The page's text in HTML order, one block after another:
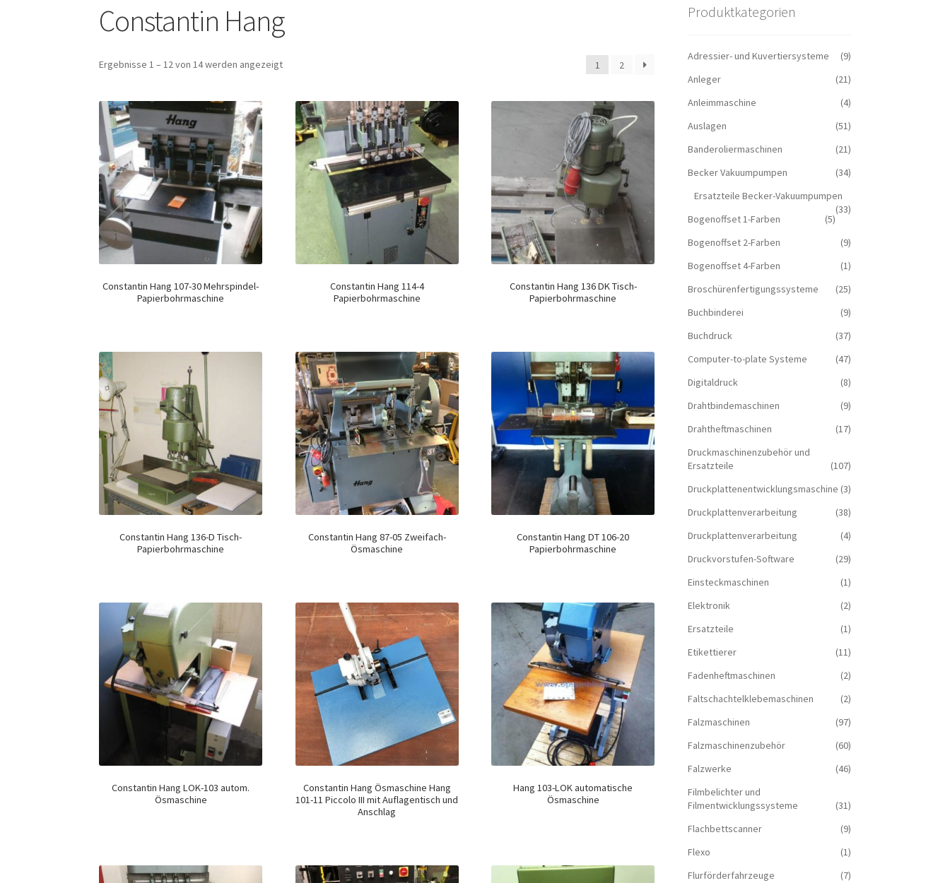
Constantin Hang
Ergebnisse 1 – 12 von 14 werden angezeigt 1 2
Constantin Hang 107-30 Mehrspindel-
Papierbohrmaschine
Constantin Hang 114-4
Papierbohrmaschine
Constantin Hang 136 DK Tisch-
Papierbohrmaschine
Constantin Hang 136-D Tisch-
Papierbohrmaschine
Constantin Hang 87-05 Zweifach-
Ösmaschine
Constantin Hang DT 106-20
Papierbohrmaschine
Constantin Hang LOK-103 autom.
Ösmaschine
Constantin Hang Ösmaschine Hang
101-11 Piccolo III mit Auflagentisch und
Anschlag
Hang 103-LOK automatische
Ösmaschine
Produktkategorien
Adressier- und Kuvertiersysteme
(9)
Anleger
(21)
Anleimmaschine
(4)
Auslagen
(51)
Banderoliermaschinen
(21)
Becker Vakuumpumpen
(34)
Ersatzteile Becker-Vakuumpumpen
(33)
Bogenoffset 1-Farben
(5)
Bogenoffset 2-Farben
(9)
Bogenoffset 4-Farben
(1)
Broschürenfertigungssysteme
(25)
Buchbinderei
(9)
Buchdruck
(37)
Computer-to-plate Systeme
(47)
Digitaldruck
(8)
Drahtbindemaschinen
(9)
Drahtheftmaschinen
(17)
Druckmaschinenzubehör und
Ersatzteile
(107)
Druckplattenentwicklungsmaschine (3)
Druckplattenverarbeitung
(38)
Druckplattenverarbeitung
(4)
Druckvorstufen-Software
(29)
Einsteckmaschinen
(1)
Elektronik
(2)
Ersatzteile
(1)
Etikettierer
(11)
Fadenheftmaschinen
(2)
Faltschachtelklebemaschinen
(2)
Falzmaschinen
(97)
Falzmaschinenzubehör
(60)
Falzwerke
(46)
Filmbelichter und
Filmentwicklungssysteme
(31)
Flachbettscanner
(9)
Flexo
(1)
Flurförderfahrzeuge
(7)